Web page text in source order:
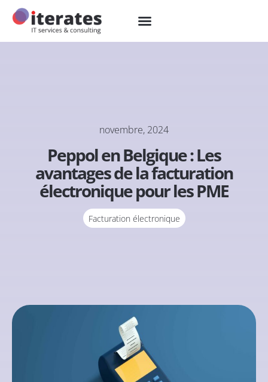
novembre, 2024
Peppol en Belgique : Les
avantages de la facturation
électronique pour les PME
Facturation électronique